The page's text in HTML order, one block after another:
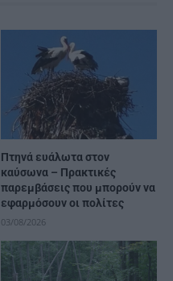
Πτηνά ευάλωτα στον
καύσωνα – Πρακτικές
παρεμβάσεις που μπορούν να
εφαρμόσουν οι πολίτες
03/08/2026